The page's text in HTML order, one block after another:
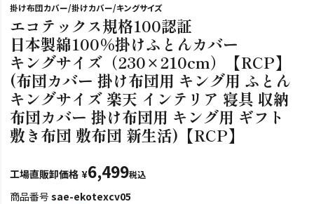
掛け布団カバー/掛けカバー/キングサイズ
エコテックス規格100認証
日本製綿100％掛けふとんカバー
キングサイズ（230×210cm）【RCP】
(布団カバー 掛け布団用 キング用 ふとん
キングサイズ 楽天 インテリア 寝具 収納
布団カバー 掛け布団用 キング用 ギフト
敷き布団 敷布団 新生活)【RCP】
工場直販卸価格 ¥6,499税込
商品番号 sae-ekotexcv05